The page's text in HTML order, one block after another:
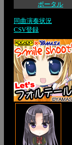
ポータル
同曲演奏状況
CSV登録